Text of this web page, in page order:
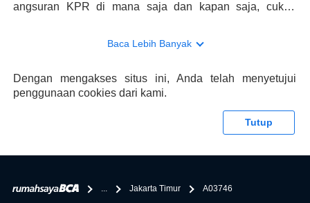
angsuran KPR di mana saja dan kapan saja, cukup
konsultasi mengenai KPR, maka ada layanan live chat
memberikan keuntungan yang berlipat, persyaratan
pengajuan KPR BCA juga sangat mudah, kamu bisa cek
tentang properti disini BCA hanya sebagai pihak
bertanggung jawab terhadap informasi yang rekanan
Baca Lebih Banyak
Dengan mengakses situs ini, Anda telah menyetujui
penggunaan cookies dari kami.
Tutup
... Jakarta Timur A03746